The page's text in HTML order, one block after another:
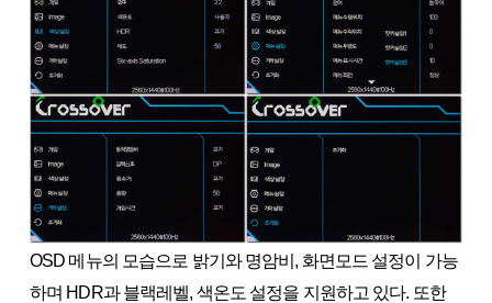
OSD 메뉴의 모습으로 밝기와 명암비, 화면모드 설정이 가능
하며 HDR과 블랙레벨, 색온도 설정을 지원하고 있다. 또한